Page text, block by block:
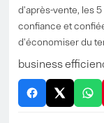
d'après-vente, les
confiance et
d'économiser du
business